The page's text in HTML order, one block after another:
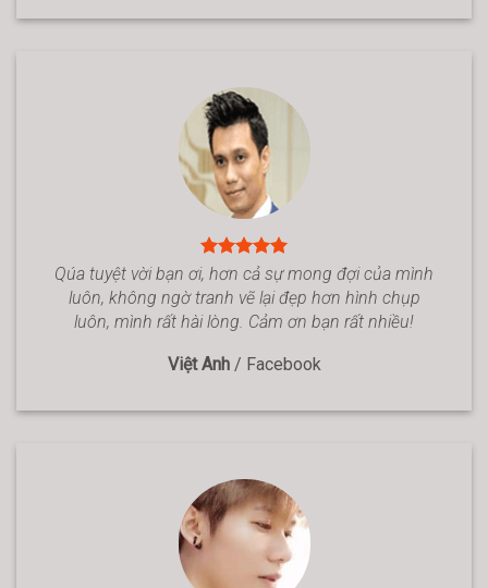
Qúa tuyệt vời bạn ơi, hơn cả sự mong đợi của mình
luôn, không ngờ tranh vẽ lại đẹp hơn hình chụp
luôn, mình rất hài lòng. Cảm ơn bạn rất nhiều!
Việt Anh / Facebook